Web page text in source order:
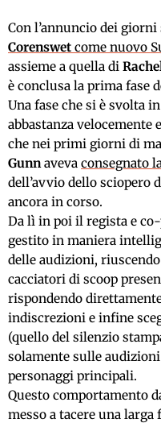
Con l’annuncio dei giorni
Corenswet come nuovo
assieme a quella di
è conclusa la prima fase
Una fase che si è svolta
abbastanza velocemente
che nei primi giorni di
Gunn aveva consegnato
dell’avvio dello sciopero
ancora in corso.
Da lì in poi il regista e
gestito in maniera
delle audizioni,
cacciatori di scoop
rispondendo
indiscrezioni e infine
(quello del silenzio
solamente sulle
personaggi principali.
Questo comportamento
messo a tacere una